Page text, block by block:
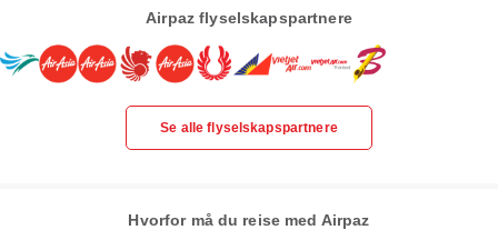
Airpaz flyselskapspartnere
Se alle flyselskapspartnere
Hvorfor må du reise med Airpaz